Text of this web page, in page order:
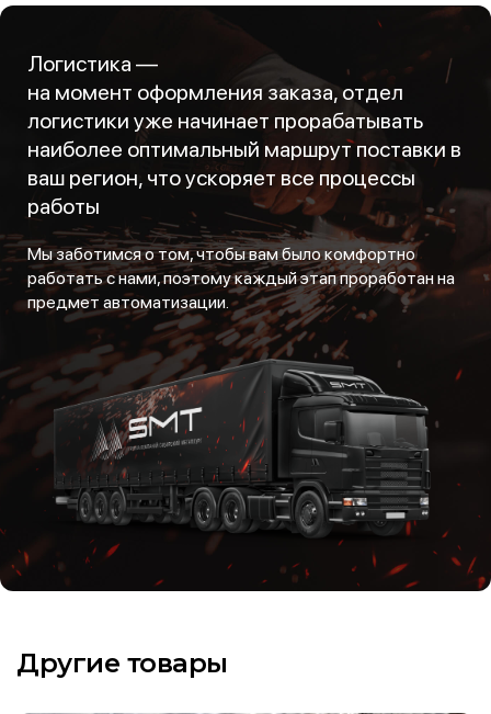
Логистика —
на момент оформления заказа, отдел
логистики уже начинает прорабатывать
наиболее оптимальный маршрут поставки в
ваш регион, что ускоряет все процессы
работы
Мы заботимся о том, чтобы вам было комфортно
работать с нами, поэтому каждый этап проработан на
предмет автоматизации.
Другие товары